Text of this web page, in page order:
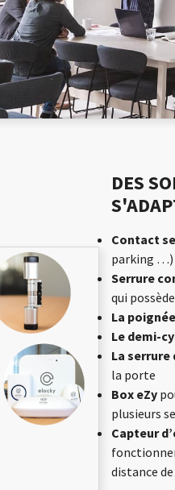
DES
Contact
parking …)
Serrure
qui
La
Le demi-
La serrure
la porte
Box eZy
plusieurs
Capteur
distance